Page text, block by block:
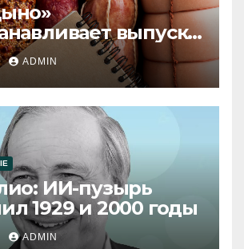
выпуск
ADMIN
ИИ-пузырь
1929 и 2000 годы
ADMIN